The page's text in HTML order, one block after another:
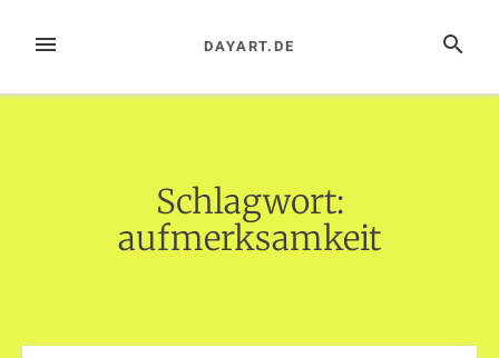
InhaltMENÜ SUCHE
DAYART.DE
Schlagwort:
aufmerksamkeit